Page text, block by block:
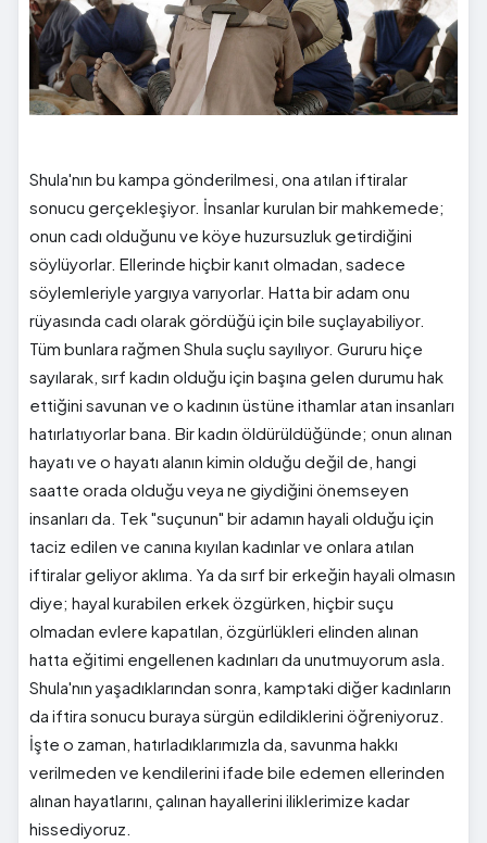
Shula'nın bu kampa gönderilmesi, ona atılan iftiralar
sonucu gerçekleşiyor. İnsanlar kurulan bir mahkemede;
onun cadı olduğunu ve köye huzursuzluk getirdiğini
söylüyorlar. Ellerinde hiçbir kanıt olmadan, sadece
söylemleriyle yargıya varıyorlar. Hatta bir adam onu
rüyasında cadı olarak gördüğü için bile suçlayabiliyor.
Tüm bunlara rağmen Shula suçlu sayılıyor. Gururu hiçe
sayılarak, sırf kadın olduğu için başına gelen durumu hak
ettiğini savunan ve o kadının üstüne ithamlar atan insanları
hatırlatıyorlar bana. Bir kadın öldürüldüğünde; onun alınan
hayatı ve o hayatı alanın kimin olduğu değil de, hangi
saatte orada olduğu veya ne giydiğini önemseyen
insanları da. Tek "suçunun" bir adamın hayali olduğu için
taciz edilen ve canına kıyılan kadınlar ve onlara atılan
iftiralar geliyor aklıma. Ya da sırf bir erkeğin hayali olmasın
diye; hayal kurabilen erkek özgürken, hiçbir suçu
olmadan evlere kapatılan, özgürlükleri elinden alınan
hatta eğitimi engellenen kadınları da unutmuyorum asla.
Shula'nın yaşadıklarından sonra, kamptaki diğer kadınların
da iftira sonucu buraya sürgün edildiklerini öğreniyoruz.
İşte o zaman, hatırladıklarımızla da, savunma hakkı
verilmeden ve kendilerini ifade bile edemen ellerinden
alınan hayatlarını, çalınan hayallerini iliklerimize kadar
hissediyoruz.